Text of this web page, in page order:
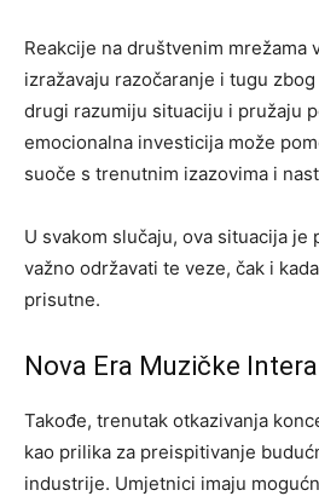
Reakcije na društvenim mrežama
izražavaju razočaranje i tugu
drugi razumiju situaciju i pružaju
emocionalna investicija može
suoče s trenutnim izazovima i
U svakom slučaju, ova situacija je
važno održavati te veze, čak i
prisutne.
Nova Era Muzičke
Takođe, trenutak otkazivanja
kao prilika za preispitivanje
industrije. Umjetnici imaju